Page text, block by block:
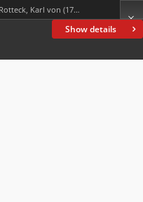
Show details
Rotteck, Karl von (1775-1840)